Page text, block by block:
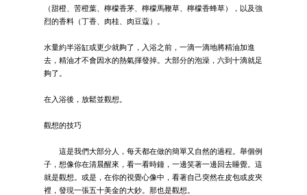
（甜橙、苦橙葉、檸檬香茅、檸檬馬鞭草、檸檬香蜂草），以及強
烈的香料（丁香、肉桂、肉豆蔻）。
水量約半浴缸或更少就夠了，入浴之前，一滴一滴地將精油加進
去，精油才不會因水的熱氣揮發掉。大部分的泡澡，六到十滴就足
夠了。
在入浴後，放鬆並觀想。
觀想的技巧
這是我們大部分人，每天都在做的簡單又自然的過程。舉個例
子，想像你在清晨醒來，看一看時鐘，一邊笑著一邊回去睡覺。這
就是觀想。或是，在你的視覺心像中，看著自己突然在皮包或皮夾
裡，發現一張五十美金的大鈔。那也是觀想。